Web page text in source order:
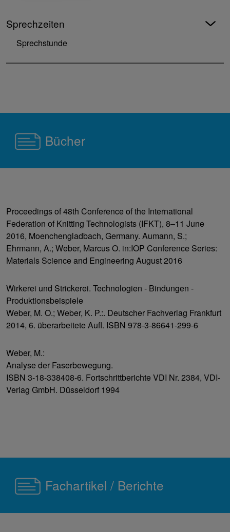
Sprechzeiten
Sprechstunde
Bücher
Proceedings of 48th Conference of the International
Federation of Knitting Technologists (IFKT), 8–11 June
2016, Moenchengladbach, Germany. Aumann, S.;
Ehrmann, A.; Weber, Marcus O. in:IOP Conference Series:
Materials Science and Engineering August 2016
Wirkerei und Strickerei. Technologien - Bindungen -
Produktionsbeispiele
Weber, M. O.; Weber, K. P.:. Deutscher Fachverlag Frankfurt
2014, 6. überarbeitete Aufl. ISBN 978-3-86641-299-6
Weber, M.:
Analyse der Faserbewegung.
ISBN 3-18-338408-6. Fortschrittberichte VDI Nr. 2384, VDI-
Verlag GmbH. Düsseldorf 1994
Fachartikel / Berichte